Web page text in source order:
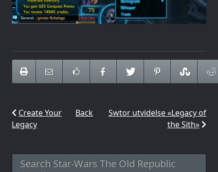
Create Your
Legacy
Back
Swtor utvidelse «Legacy of
the Sith»
Search Star-Wars The Old Republic